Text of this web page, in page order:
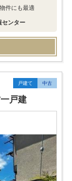
件にも最適
センター
戸建て 中古
戸建